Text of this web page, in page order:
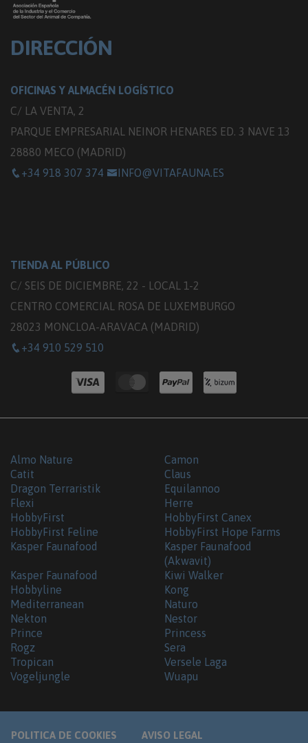
DIRECCIÓN
OFICINAS Y ALMACÉN LOGÍSTICO
C/ LA VENTA, 2
PARQUE EMPRESARIAL NEINOR HENARES ED. 3 NAVE 13
28880 MECO (MADRID)
+34 918 307 374
INFO@VITAFAUNA.ES
TIENDA AL PÚBLICO
C/ SEIS DE DICIEMBRE, 22 - LOCAL 1-2
CENTRO COMERCIAL ROSA DE LUXEMBURGO
28023 MONCLOA-ARAVACA (MADRID)
+34 910 529 510
Almo Nature
Camon
Catit
Claus
Dragon Terraristik
Equilannoo
Flexi
Herre
HobbyFirst
HobbyFirst Canex
HobbyFirst Feline
HobbyFirst Hope Farms
Kasper Faunafood
Kasper Faunafood
(Akwavit)
Kasper Faunafood
Hobbyline
Kiwi Walker
Kong
Mediterranean
Naturo
Nekton
Nestor
Prince
Princess
Rogz
Sera
Tropican
Versele Laga
Vogeljungle
Wuapu
POLITICA DE COOKIES AVISO LEGAL